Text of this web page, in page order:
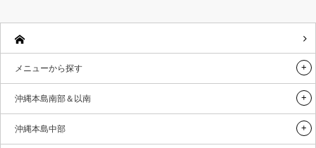
メニューから探す
沖縄本島南部＆以南
沖縄本島中部